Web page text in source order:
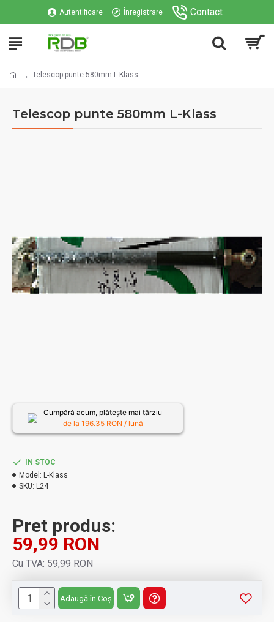
Autentificare Înregistrare Contact
Telescop punte 580mm L-Klass
Telescop punte 580mm L-Klass
Pret produs:
59,99 RON
Cu TVA: 59,99 RON
IN STOC
Model: L-Klass
SKU: L24
Adaugă în Coș
Cumpără acum, plătește mai târziu
de la 196.35RON / lună